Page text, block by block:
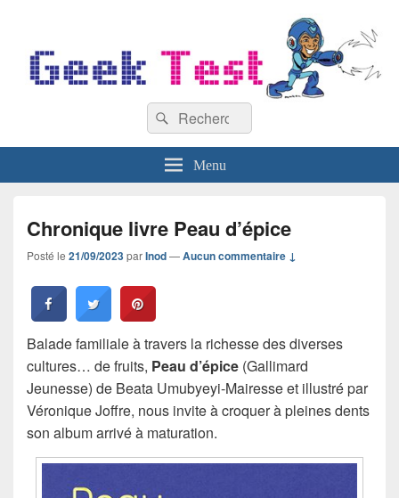
Recherche :
Rechercher
Menu
Chronique livre Peau d’épice
Posté le 21/09/2023parInod—Aucun commentaire ↓
Balade familiale à travers la richesse des diverses
cultures… de fruits, Peau d’épice (Gallimard
Jeunesse) de Beata Umubyeyi-Mairesse et illustré par
Véronique Joffre, nous invite à croquer à pleines dents
son album arrivé à maturation.